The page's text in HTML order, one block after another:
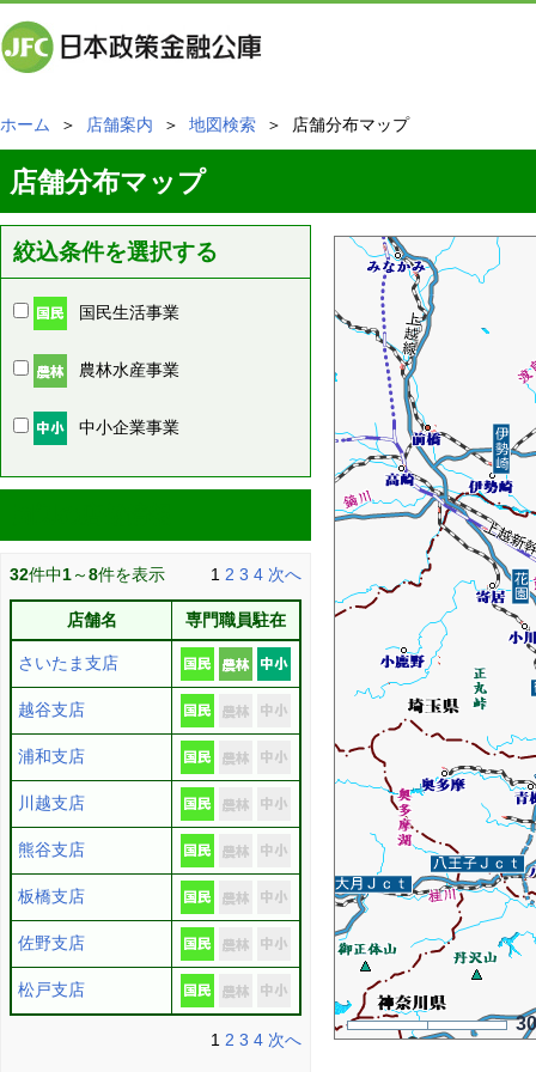
ホーム ＞ 店舗案内 ＞ 地図検索 ＞ 店舗分布マップ
店舗分布マップ
絞込条件を選択する
国民生活事業
農林水産事業
中小企業事業
32件中1～8件を表示 1 2 3 4 次へ
店舗名 専門職員駐在
さいたま支店
越谷支店
浦和支店
川越支店
熊谷支店
板橋支店
佐野支店
松戸支店
1 2 3 4 次へ